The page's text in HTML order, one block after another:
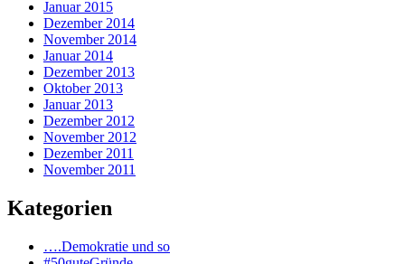
Januar 2015
Dezember 2014
November 2014
Januar 2014
Dezember 2013
Oktober 2013
Januar 2013
Dezember 2012
November 2012
Dezember 2011
November 2011
Kategorien
….Demokratie und so